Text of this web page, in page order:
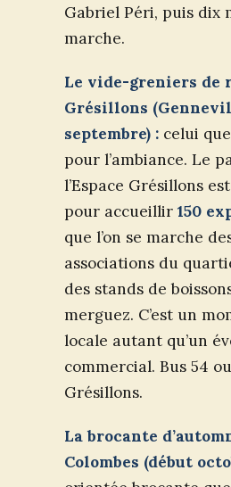
Gabriel Péri, puis dix
marche.
Le vide-greniers de
Grésillons
septembre) : celui
pour l’ambiance. Le
l’Espace Grésillons
pour accueillir 150
que l’on se marche
associations du
des stands de
merguez. C’est un
locale autant qu’un
commercial. Bus 54
Grésillons.
La brocante
Colombes (début